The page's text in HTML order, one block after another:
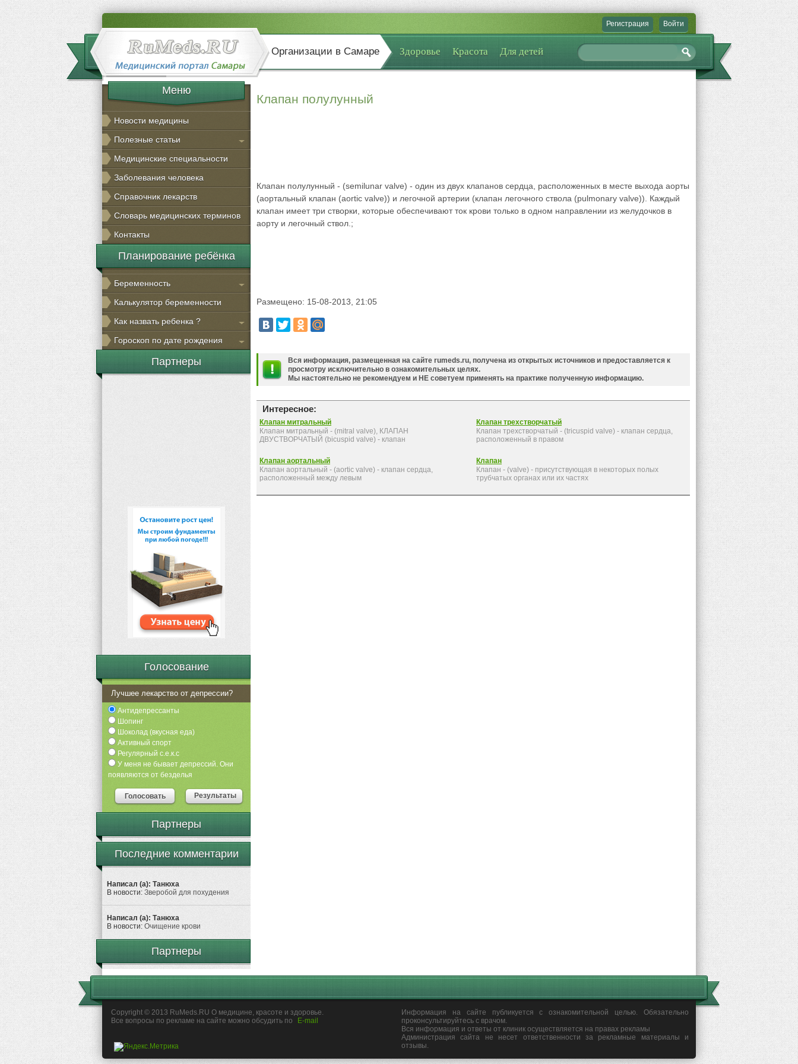
Регистрация Войти
Организации в Самаре Здоровье Красота Для детей
Меню
Новости медицины
Полезные статьи
Медицинские специальности
Заболевания человека
Справочник лекарств
Словарь медицинских терминов
Контакты
Планирование ребёнка
Беременность
Калькулятор беременности
Как назвать ребенка ?
Гороскоп по дате рождения
Партнеры
Голосование
Лучшее лекарство от депрессии?
Антидепрессанты
Шопинг
Шоколад (вкусная еда)
Активный спорт
Регулярный с.е.к.с
У меня не бывает депрессий. Они
появляются от безделья
Голосовать Результаты
Партнеры
Последние комментарии
Написал (а): Танюха
В новости: Зверобой для похудения
Написал (а): Танюха
В новости: Очищение крови
Партнеры
Клапан полулунный
Клапан полулунный - (semilunar valve) - один из двух клапанов сердца, расположенных в месте выхода аорты
(аортальный клапан (aortic valve)) и легочной артерии (клапан легочного ствола (pulmonary valve)). Каждый
клапан имеет три створки, которые обеспечивают ток крови только в одном направлении из желудочков в
аорту и легочный ствол.;
Размещено: 15-08-2013, 21:05
Вся информация, размещенная на сайте rumeds.ru, получена из открытых источников и предоставляется к
просмотру исключительно в ознакомительных целях.
Мы настоятельно не рекомендуем и НЕ советуем применять на практике полученную информацию.
Интересное:
Клапан митральный
Клапан митральный - (mitral valve), КЛАПАН
ДВУСТВОРЧАТЫЙ (bicuspid valve) - клапан
Клапан трехстворчатый
Клапан трехстворчатый - (tricuspid valve) - клапан сердца,
расположенный в правом
Клапан аортальный
Клапан аортальный - (aortic valve) - клапан сердца,
расположенный между левым
Клапан
Клапан - (valve) - присутствующая в некоторых полых
трубчатых органах или их частях
Copyright © 2013 RuMeds.RU О медицине, красоте и здоровье.
Все вопросы по рекламе на сайте можно обсудить по
E-mail
Информация на сайте публикуется с ознакомительной целью. Обязательно
проконсультируйтесь с врачом.
Вся информация и ответы от клиник осуществляется на правах рекламы
Администрация сайта не несет ответственности за рекламные материалы и
отзывы.